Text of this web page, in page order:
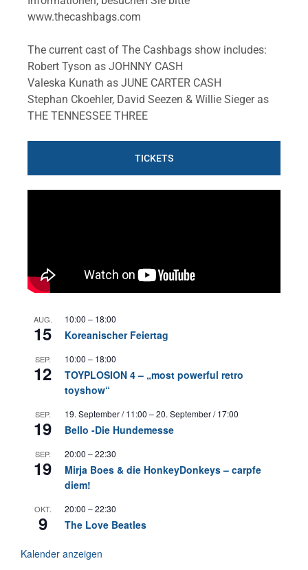
www.thecashbags.com
The current cast of The Cashbags show includes:
Robert Tyson as JOHNNY CASH
Valeska Kunath as JUNE CARTER CASH
Stephan Ckoehler, David Seezen & Willie Sieger as
THE TENNESSEE THREE
TICKETS
AUG.
15
10:00 – 18:00
Koreanischer Feiertag
SEP.
12
10:00 – 18:00
TOYPLOSION 4 – „most powerful retro
toyshow“
SEP.
19
19. September / 11:00 –20. September / 17:00
Bello -Die Hundemesse
SEP.
19
20:00 –22:30
Mirja Boes & die HonkeyDonkeys – carpfe
diem!
OKT.
9
20:00 –22:30
The Love Beatles
Kalender anzeigen